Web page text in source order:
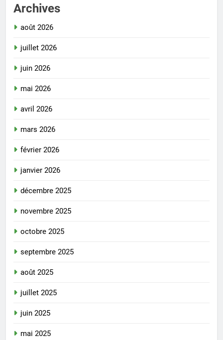
Archives
août 2026
juillet 2026
juin 2026
mai 2026
avril 2026
mars 2026
février 2026
janvier 2026
décembre 2025
novembre 2025
octobre 2025
septembre 2025
août 2025
juillet 2025
juin 2025
mai 2025